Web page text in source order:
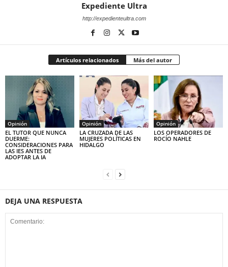
Expediente Ultra
http://expedienteultra.com
Artículos relacionados Más del autor
Opinión
EL TUTOR QUE NUNCA
DUERME:
CONSIDERACIONES PARA
LAS IES ANTES DE
ADOPTAR LA IA
Opinión
LA CRUZADA DE LAS
MUJERES POLÍTICAS EN
HIDALGO
Opinión
LOS OPERADORES DE
ROCÍO NAHLE
DEJA UNA RESPUESTA